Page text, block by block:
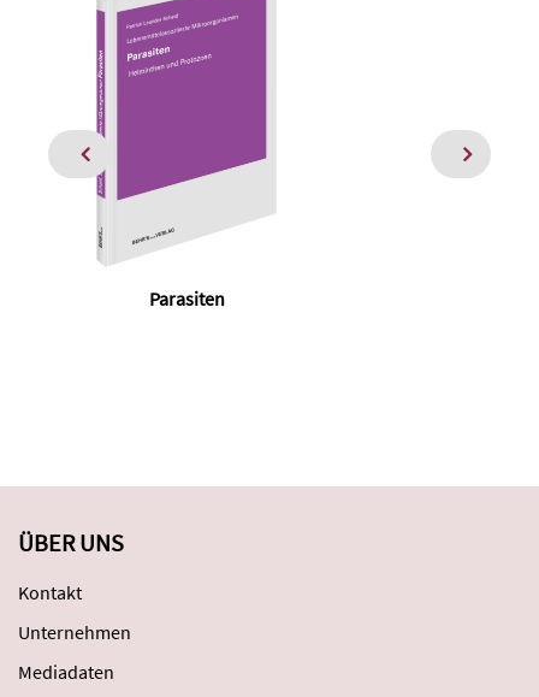
Parasiten
ÜBER UNS
Kontakt
Unternehmen
Mediadaten